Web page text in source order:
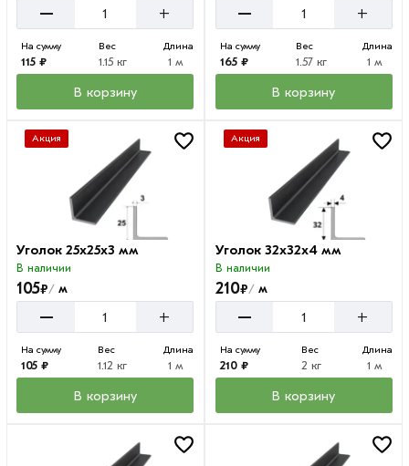
– +
На сумму
115 ₽
Вес
1.15 кг
Длина
1 м
В корзину
– +
На сумму
165 ₽
Вес
1.57 кг
Длина
1 м
В корзину
Акция
Уголок 25х25х3 мм
В наличии
105₽/ м
– +
На сумму
105 ₽
Вес
1.12 кг
Длина
1 м
В корзину
Акция
Уголок 32х32х4 мм
В наличии
210₽/м
– +
На сумму
210 ₽
Вес
2 кг
Длина
1 м
В корзину